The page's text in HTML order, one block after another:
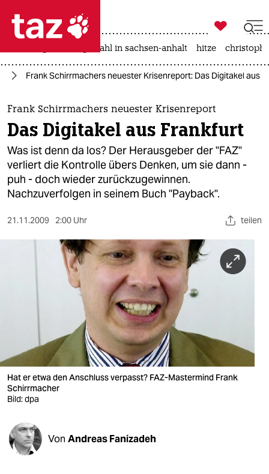
 taz zahl ich
taz zahl ich
themen
politik
öko
gesellschaft
kultur
sport
verlag
verlag
veranstaltungen
shop
fragen & hilfe

taz zahl ich
landtagswahl in sachsen-anhalt hitze
Frank Schirrmachers neuester Krisenreport: Das Digitakel aus
Frank Schirrmachers neuester Krisenreport
Das Digitakel aus Frankfurt
Was ist denn da los? Der Herausgeber der "FAZ"
verliert die Kontrolle übers Denken, um sie dann -
puh - doch wieder zurückzugewinnen.
Nachzuverfolgen in seinem Buch "Payback".
21.11.2009 2:00 Uhr teilen
Hat er etwa den Anschluss verpasst? FAZ-Mastermind Frank
Schirrmacher
Bild: dpa
Von Andreas Fanizadeh